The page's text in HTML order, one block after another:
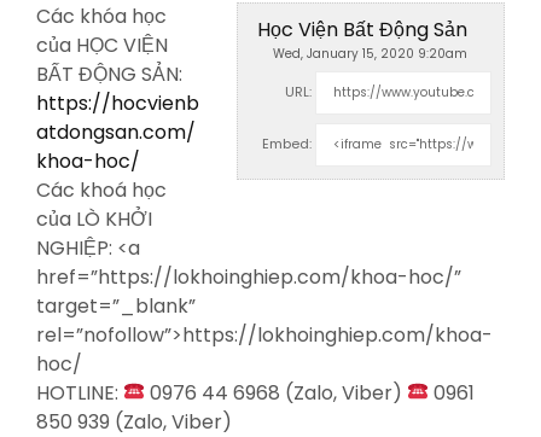
Học Viện Bất Động Sản
Wed, January 15, 2020 9:20am
URL:
Embed:
Các khóa học
của HỌC VIỆN
BẤT ĐỘNG SẢN:
https://hocvienb
atdongsan.com/
khoa-hoc/
Các khoá học
của LÒ KHỞI
NGHIỆP: <a
href=”https://lokhoinghiep.com/khoa-hoc/”
target=”_blank”
rel=”nofollow”>https://lokhoinghiep.com/khoa-
hoc/
HOTLINE:
0976 44 6968 (Zalo, Viber)
0961
850 939 (Zalo, Viber)